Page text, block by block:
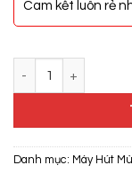
Cam kết luôn rẻ
Danh mục: Máy Hút